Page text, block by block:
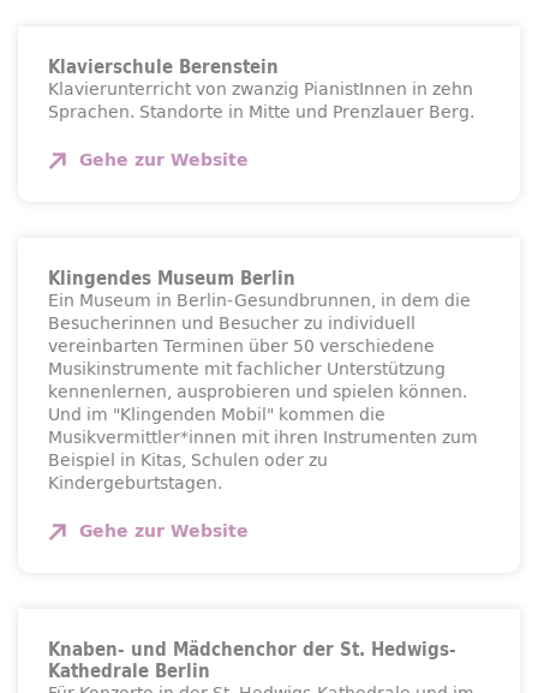
Klavierschule Berenstein
Klavierunterricht von zwanzig PianistInnen in zehn
Sprachen. Standorte in Mitte und Prenzlauer Berg.
Gehe zur Website
Klingendes Museum Berlin
Ein Museum in Berlin-Gesundbrunnen, in dem die
Besucherinnen und Besucher zu individuell
vereinbarten Terminen über 50 verschiedene
Musikinstrumente mit fachlicher Unterstützung
kennenlernen, ausprobieren und spielen können.
Und im "Klingenden Mobil" kommen die
Musikvermittler*innen mit ihren Instrumenten zum
Beispiel in Kitas, Schulen oder zu
Kindergeburtstagen.
Gehe zur Website
Knaben- und Mädchenchor der St. Hedwigs-
Kathedrale Berlin